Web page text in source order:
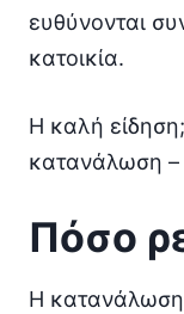
ευθύνονται
κατοικία.
Η καλή
κατανάλωση
Πόσο
Η κατανάλωση